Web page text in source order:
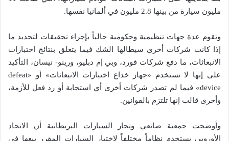
مليون سيارة من بينها 2.8 مليون في ألمانيا نفسها.
وتقوم عدة جهات تنظيمية وحكومية حالياً بإجراء تحقيقات لتحديد ما
إذا كانت شركات أخرى سيطالها الشك فيما يتعلق بنتائج اختبارات
الانبعاثات، ما دفع شركات فورد، وبي إم دبليو، ورينو- نيسان، التأكيد
على إنها لا تستخدم «جهاز خداع اختبارات الانبعاثات» أو «defeat
device» فيما لم تصدر شركات أخرى أي استجابة أو رد فعل للأزمة،
وأخرى قالت إنها تلتزم بالقوانين.
وأوضحت جمعية صانعي وتجار السيارات البريطانية أن الاتحاد
الأوروبي يستخدم نظاماً مختلفاً لاختبار السيارات المقرر بيعها في